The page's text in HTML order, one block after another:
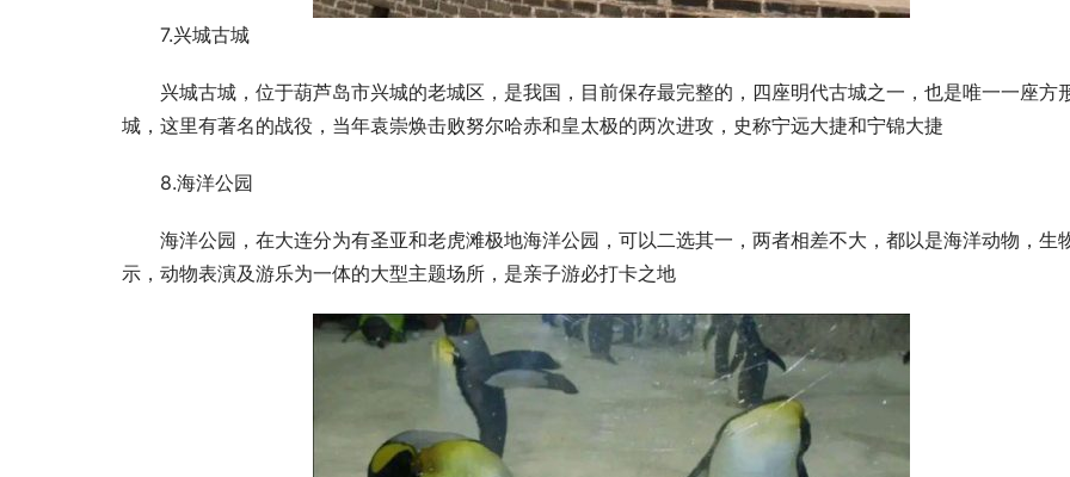
7.兴城古城
兴城古城，位于葫芦岛市兴城的老城区，是我国，目前保存最完整的，四座明代古城之一，也是唯一一座方
城，这里有著名的战役，当年袁崇焕击败努尔哈赤和皇太极的两次进攻，史称宁远大捷和宁锦大捷
8.海洋公园
海洋公园，在大连分为有圣亚和老虎滩极地海洋公园，可以二选其一，两者相差不大，都以是海洋动物，生
示，动物表演及游乐为一体的大型主题场所，是亲子游必打卡之地